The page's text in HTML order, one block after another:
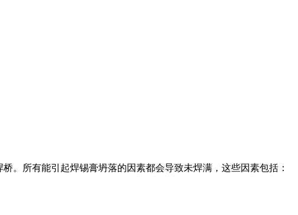
。所有能引起焊锡膏坍落的因素都会导致未焊满，这些因素包括：